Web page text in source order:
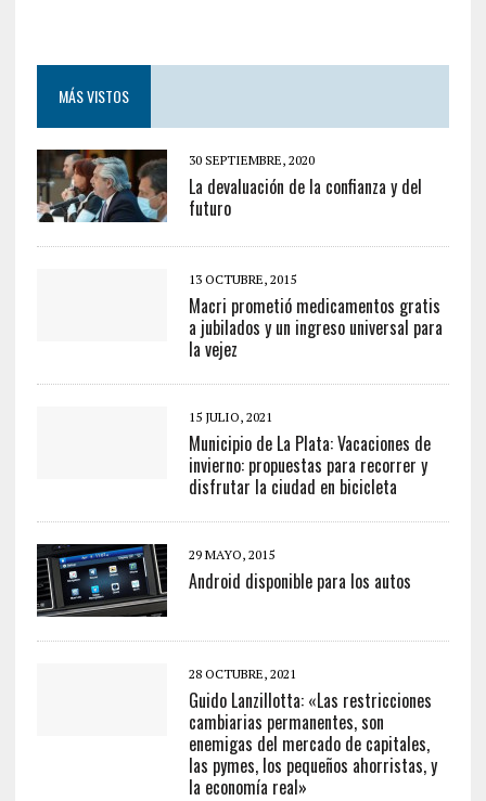
MÁS VISTOS
30 SEPTIEMBRE, 2020
La devaluación de la confianza y del
futuro
13 OCTUBRE, 2015
Macri prometió medicamentos gratis
a jubilados y un ingreso universal para
la vejez
15 JULIO, 2021
Municipio de La Plata: Vacaciones de
invierno: propuestas para recorrer y
disfrutar la ciudad en bicicleta
29 MAYO, 2015
Android disponible para los autos
28 OCTUBRE, 2021
Guido Lanzillotta: «Las restricciones
cambiarias permanentes, son
enemigas del mercado de capitales,
las pymes, los pequeños ahorristas, y
la economía real»